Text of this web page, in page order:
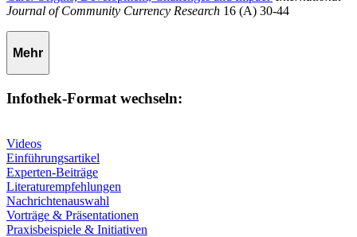
Journal of Community Currency Research 16 (A) 30-44
Mehr
Infothek-Format wechseln:
Videos
Einführungsartikel
Experten-Beiträge
Literaturempfehlungen
Nachrichtenauswahl
Vorträge & Präsentationen
Praxisbeispiele & Initiativen